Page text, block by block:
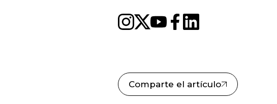
Comparte el artículo